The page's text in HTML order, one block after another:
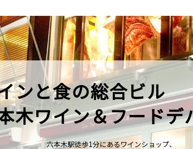
ンと食の総合ビル
木ワイン＆フードデ
六本木駅徒歩1分にあるワインショップ、